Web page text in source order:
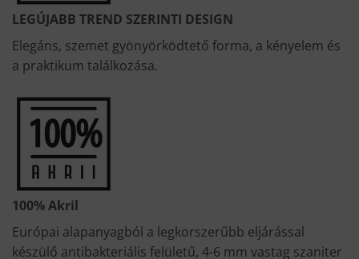
LEGÚJABB TREND SZERINTI DESIGN
Elegáns, szemet gyönyörködtető forma, a kényelem és
a praktikum találkozása.
100% Akril
Európai alapanyagból a legkorszerűbb eljárással
készülő antibakteriális felületű, 4-6 mm vastag szaniter